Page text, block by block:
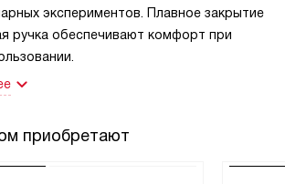
экспериментов. Плавное закрытие
ручка обеспечивают комфорт при
приобретают